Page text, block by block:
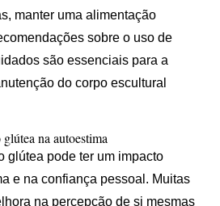
manter uma alimentação
sobre o uso de
são essenciais para a
do corpo escultural
na autoestima
glútea pode ter um impacto
e na confiança pessoal. Muitas
na percepção de si mesmas